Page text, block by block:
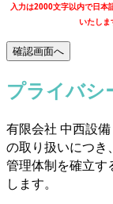
入力は2000文字以内で日本
いたしま
プライバシ
有限会社 中西設
の取り扱いにつき
管理体制を確立す
します。